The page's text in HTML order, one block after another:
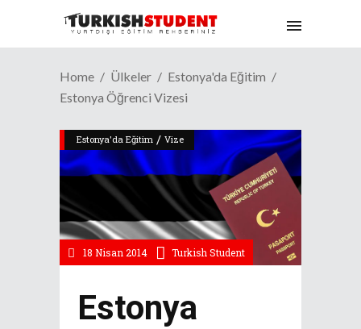
Home Ülkeler
Estonya'da Eğitim
Estonya Öğrenci Vizesi
Estonya'da Eğitim / Vize
18 Nisan 2014 Turkish Student
Estonya